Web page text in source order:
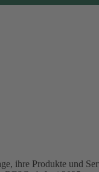
ihre Produkte und